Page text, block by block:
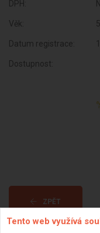
DPH:
Věk:
Datum registrace:
Dostupnost:
ZPĚT
Tento web využívá